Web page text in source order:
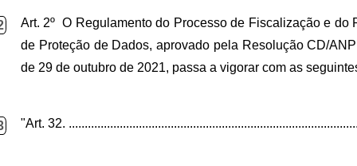
Art. 2º O Regulamento do Processo de Fiscalização e
de Proteção de Dados, aprovado pela Resolução CD/
de 29 de outubro de 2021, passa a vigorar com as
"Art. 32.